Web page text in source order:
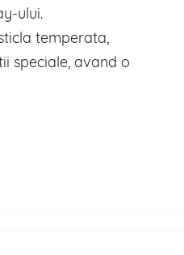
ului.
temperata,
speciale, avand o